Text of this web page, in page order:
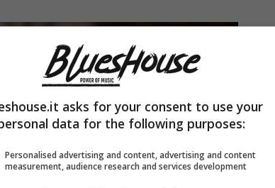
asks for your consent to use your
data for the following purposes:
Personalised advertising and content, advertising and content
measurement, audience research and services development